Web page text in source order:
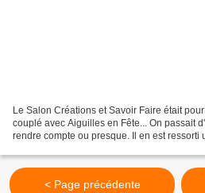
Le Salon Créations et Savoir Faire était
couplé avec Aiguilles en Fête... On passait
rendre compte ou presque. Il en est ressorti
< Page précédente